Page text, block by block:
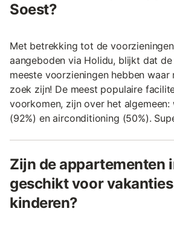
Soest?
Met betrekking tot de
aangeboden via Holidu, blijkt dat
meeste voorzieningen hebben waar
zoek zijn! De meest populaire
voorkomen, zijn over het algemeen:
(92%) en airconditioning (50%).
Zijn de appartementen
geschikt voor
kinderen?